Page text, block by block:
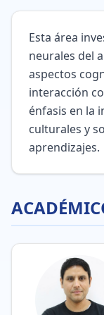
Esta área
neurales del
aspectos
interacción
énfasis en la
culturales y
aprendizajes.